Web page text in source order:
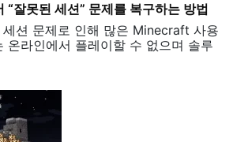
잘못된 세션” 문제를 복구하는 방법
세션 문제로 인해 많은 Minecraft 사용
온라인에서 플레이할 수 없으며 솔루